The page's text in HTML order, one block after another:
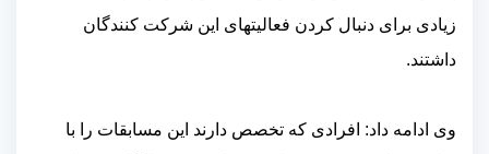
زیادی برای دنبال کردن فعالیتهای این شرکت کنندگان
داشتند.
وی ادامه داد: افرادی که تخصص دارند این مسابقات را با